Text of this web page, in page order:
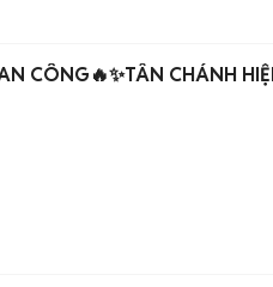
CÔNG🔥✨TÂN CHÁNH